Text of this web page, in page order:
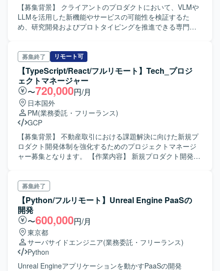
用、通話後業務の効率化など、音声と生成AIを組み合わせ
た難易度の高いプロダクト開発に挑戦できます。 【開発環
境】 フロントエンドはReact、Next.js、Chrome Extension
を用いて開発しております。バックエンドはTypeScript、
はPostgreSQLやQdrant（ベクトルデータベース）を使用し
ております。インフラはAWSとTerraformを用いて構築して
おり、CI/CDにはGitHub Actions、監視にはDatadogを利用
しております。AIについてはOpenAI API、Anthropic APIな
どを活用しております。
トを改善していくフェーズに携わることができます。決め
られた仕様を実装するだけではなく、顧客環境で発生して
いる課題を整理し、プロダクトとして再利用可能な機能や
仕組みへ昇華していく経験を積むことができます。既存機
アーキテクチャ、チームの進め方そのものを見直していく
余地が大きいポジションです。フロントエンドとバックエ
ンドを横断して手を動かしながら、将来的にはテックリー
ドとして技術面だけでなくチームの開発推進にも関与で
き、通話中のリアルタイム支援や通話内容の活用、通話後
業務の効率化など、音声と生成AIを組み合わせた難易度の
高いプロダクト開発に挑戦できます。 【開発環境】 フロン
トエンドはReact、Next.js、Chrome Extensionを用いてお
利用しています。データベースにはPostgreSQLやQdrantを
使用し、インフラはAWSおよびTerraformを活用していま
す。CI/CDにはGitHub Actionsを用い、監視はDatadogを利
を活用しています。
Kubernetesを中心としたモダンな基盤技術や各種ミドルウ
ェア、Pythonによるアプリ開発など、幅広い技術スタック
を実務で扱うことができます。 ・PoCや実証を通じて、ア
ーキテクチャ設計や技術選定にも関与できるため、技術的
重視しているため、技術ドキュメント作成や情報発信のス
キルも磨いていただけます。 【開発環境】 ・Kubernetesク
ラスター環境 ・Databricks ・各種ミドルウェア
（PostgreSQL, Redis, MongoDB, Kafka, Mosquitto,
RabbitMQ, Triton Inference Server, elasticsearch, grafana,
fluentd, metricbeat, cert-manager, keycloakなど） ・
Pythonを用いたアプリケーション開発 ・Jira / Confluence
等のドキュメント・タスク管理ツール
Metabase/Redash ・その他：Docker、GitHub、Slack、
Github Copilot etc.
【募集背景】 クライアントのプロダクトにおいて、VLMや
LLMを活用した新機能やサービスの可能性を検証するた
め、研究開発およびプロトタイピングを推進できる専門人
トタイプ実装を行っていただきます。図面やP&ID等の画像
データに対して、線検出や関係性抽出を含む画像解析およ
び評価設計を実施していただきます。実験結果の整理・ド
キュメント化を行い、再現性のあるコードとして納品して
いただきます。クライアント側の小規模研究チームと連携
しながら、スポット担当者として自走的に実験から成果物
の取りまとめまでを遂行していただきます。 【求める人物
像】 自ら課題を設定し、実験計画から実装、検証、改善ま
で主体的にやり遂げられる方を求めております。論文や技
術情報から必要な知見を素早くキャッチアップし、手を動
かしながら検証を進められる方、関係者と適切にコミュニ
体認識技術を用いた研究開発に携わることができ、構造化
画像データの解析と組み合わせた高度な実装・評価経験を
積むことができます。少数精鋭の研究チームと協業しなが
ら、自身の裁量で実験設計からプロトタイプ開発まで一連
のプロセスをリードできる環境です。 【開発環境】 Python
を中心とした機械学習・深層学習環境上で開発を行いま
す。必要に応じてPyTorchやTensorFlow、Hugging Faceな
どのライブラリやフレームワークを活用し、VLM/LLMや物
体認識モデルの実験・評価を進めていただきます。
募集終了 リモート可
【TypeScript/React/フルリモート】Tech_プロジ
ェクトマネージャー
〜720,000円/月
日本国外
PM(業務委託・フリーランス)
GCP
【募集背景】 不動産取引における課題解決に向けた新規プ
ロダクト開発体制を強化するためのプロジェクトマネージ
ャー募集となります。 【作業内容】 新規プロダクト開発を
クトバックログの管理、各スプリントの計画およびタスク
進捗管理、スプリントレトロスペクティブの実施を行って
いただきます。また、課題管理やリスク管理などのプロジ
ェクト実行管理、プロダクトの品質管理および品質向上施
策の実践もお任せいたします。さらに、スクラムマスター
としてスクラムチームの運営を行っていただきます。 【求
める人物像】 プロジェクトの目的やゴールを理解し、自律
的に計画立案と推進ができる方を求めております。関係者
とのコミュニケーションを円滑に行い、課題やリスクを整
募集終了
【Python/フルリモート】Unreal Engine PaaSの
開発
〜600,000円/月
東京都
サーバサイドエンジニア(業務委託・フリーランス)
Python
Unreal Engineアプリケーションを動かすPaaSの開発